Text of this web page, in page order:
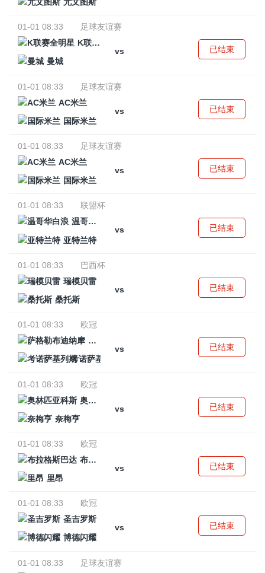
01-01 08:33
足球友谊赛
K联赛全明星
vs
曼城
已结束
01-01 08:33
足球友谊赛
AC米兰
vs
国际米兰
已结束
01-01 08:33
足球友谊赛
AC米兰
vs
国际米兰
已结束
01-01 08:33
联盟杯
温哥华白浪
vs
亚特兰特
已结束
01-01 08:33
巴西杯
瑞模贝雷
vs
桑托斯
已结束
01-01 08:33
欧冠
萨格勒布迪纳摩
vs
考诺萨基列斯
已结束
01-01 08:33
欧冠
奥林匹亚科斯
vs
奈梅亨
已结束
01-01 08:33
欧冠
布拉格斯巴达
vs
里昂
已结束
01-01 08:33
欧冠
圣吉罗斯
vs
博德闪耀
已结束
01-01 08:33
足球友谊赛